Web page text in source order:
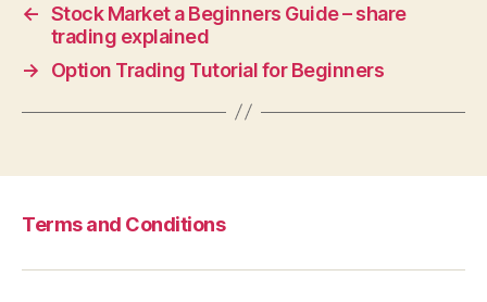
← Stock Market a Beginners Guide – share
trading explained
→
Option Trading Tutorial for Beginners
Terms and Conditions